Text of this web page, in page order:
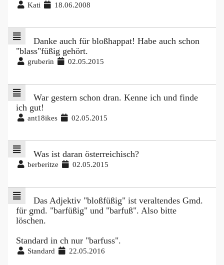
Kati 18.06.2008
Danke auch für bloßhappat! Habe auch schon
"blass"füßig gehört.
gruberin 02.05.2015
War gestern schon dran. Kenne ich und finde
ich gut!
ant18ikes 02.05.2015
Was ist daran österreichisch?
berberitze 02.05.2015
Das Adjektiv "bloßfüßig" ist veraltendes Gmd.
für gmd. "barfüßig" und "barfuß". Also bitte
löschen.
Standard in ch nur "barfuss".
Standard 22.05.2016